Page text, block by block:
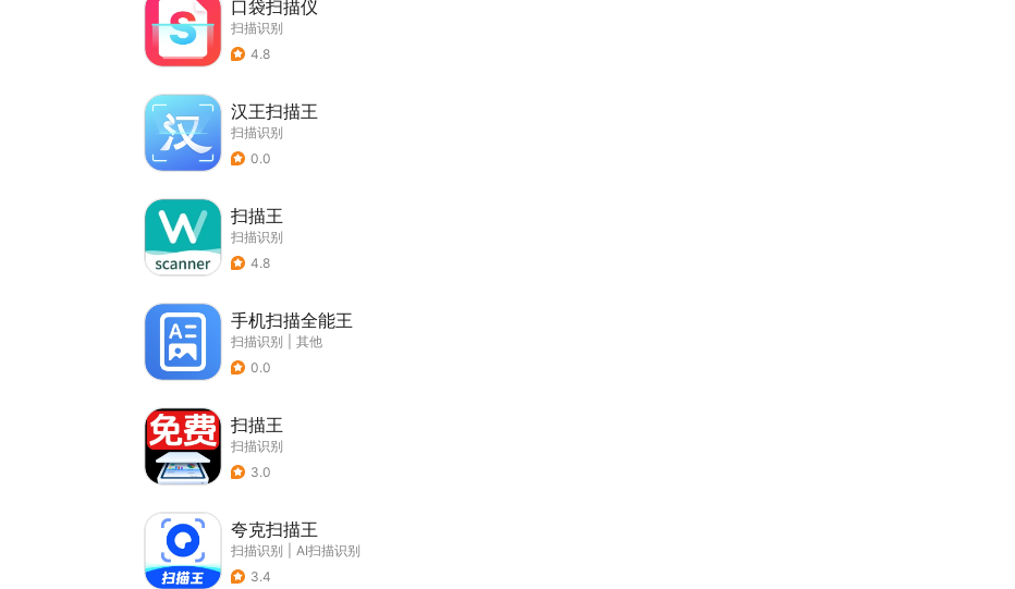
口袋扫描仪
扫描识别
4.8
汉王扫描王
扫描识别
0.0
扫描王
扫描识别
4.8
手机扫描全能王
扫描识别
其他
0.0
扫描王
扫描识别
3.0
夸克扫描王
扫描识别
AI扫描识别
3.4